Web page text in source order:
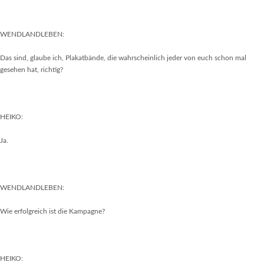
WENDLANDLEBEN:
Das sind, glaube ich, Plakatbände, die wahrscheinlich jeder von euch schon mal
gesehen hat, richtig?
HEIKO:
Ja.
WENDLANDLEBEN:
Wie erfolgreich ist die Kampagne?
HEIKO: